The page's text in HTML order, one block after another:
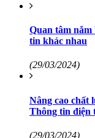
Quan tâm
tin khác nhau
(29/03/2024)
Nâng cao chất
Thông tin điện
(29/03/2024)